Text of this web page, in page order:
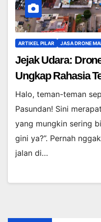
ARTIKEL PILAR JASA DRONE
Jejak Udara:
Ungkap Rahasia
Halo, teman-teman
Pasundan! Sini
yang mungkin sering
gini ya?”. Pernah
jalan di…